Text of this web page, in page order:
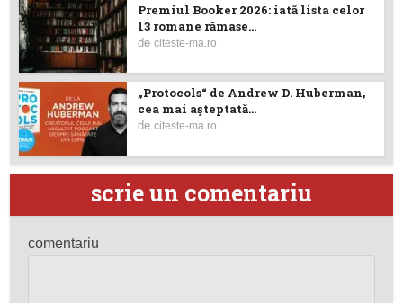
Premiul Booker 2026: iată lista celor
13 romane rămase...
deciteste-ma.ro
„Protocols“ de Andrew D. Huberman,
cea mai așteptată...
deciteste-ma.ro
scrie un comentariu
comentariu